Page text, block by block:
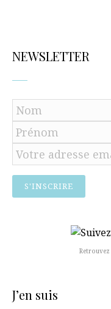
NEWSLETTER
Retrouvez
J’en suis